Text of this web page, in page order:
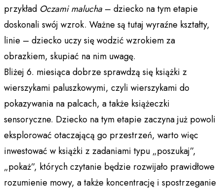
przykład Oczami malucha– dziecko na tym etapie
doskonali swój wzrok. Ważne są tutaj wyraźne kształty,
linie – dziecko uczy się wodzić wzrokiem za
obrazkiem, skupiać na nim uwagę.
Bliżej 6. miesiąca dobrze sprawdzą się książki z
wierszykami paluszkowymi, czyli wierszykami do
pokazywania na palcach, a także książeczki
sensoryczne. Dziecko na tym etapie zaczyna już powoli
eksplorować otaczającą go przestrzeń, warto więc
inwestować w książki z zadaniami typu „poszukaj”,
„pokaż”, których czytanie będzie rozwijało prawidłowe
rozumienie mowy, a także koncentrację i spostrzeganie